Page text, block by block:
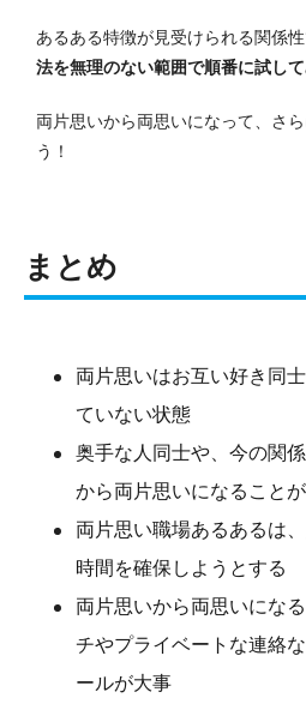
あるある特徴が見受けられる関係性
法を無理のない範囲で順番に試し
両片思いから両思いになって、さ
う！
まとめ
両片思いはお互い好き同
ていない状態
奥手な人同士や、今の関
から両片思いになること
両片思い職場あるあるは
時間を確保しようとする
両片思いから両思いにな
チやプライベートな連絡
ールが大事